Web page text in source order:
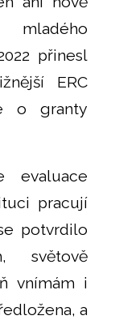
přinesl
ERC
o granty
evaluace
pracují
potvrdilo
světově
vnímám i
a